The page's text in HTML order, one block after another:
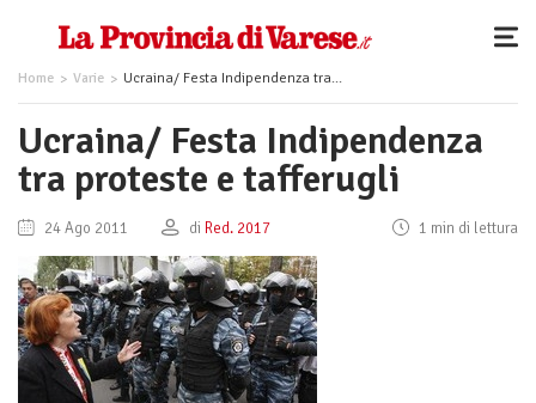
Home Varie Ucraina/ Festa Indipendenza tra proteste e tafferugli
Ucraina/ Festa Indipendenza
tra proteste e tafferugli
24 Ago 2011 di Red. 2017 1 min di lettura